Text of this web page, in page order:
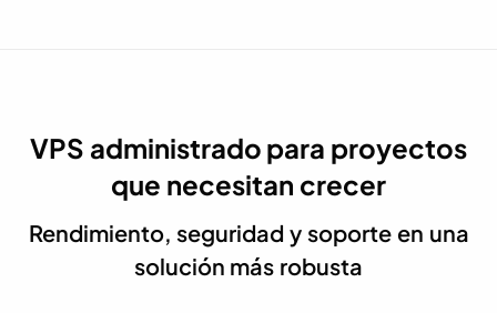
VPS administrado para proyectos
que necesitan crecer
Rendimiento, seguridad y soporte en una
solución más robusta